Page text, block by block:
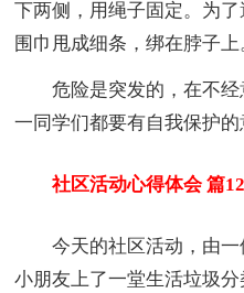
下两侧，用绳子固定。为
围巾甩成细条，绑在脖子上
危险是突发的，在不经
一同学们都要有自我保护
社区活动心得体会 篇12
今天的社区活动，由一
小朋友上了一堂生活垃圾